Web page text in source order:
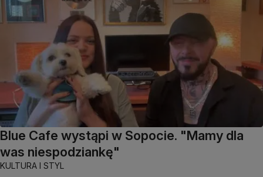
Blue Cafe wystąpi w Sopocie. "Mamy dla
was niespodziankę"
KULTURA I STYL